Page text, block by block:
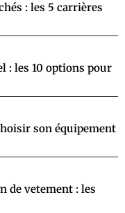
: les 5 carrières
: les 10 options pour
son équipement
de vetement : les